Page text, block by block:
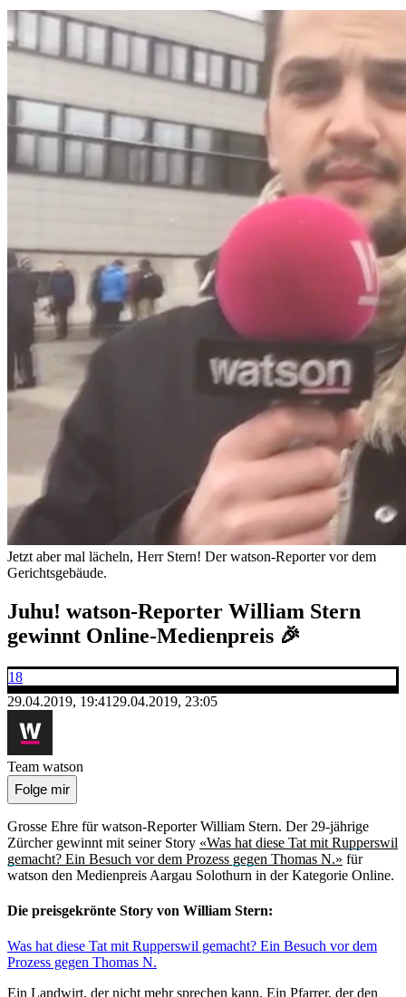
Jetzt aber mal lächeln, Herr Stern! Der watson-Reporter vor dem
Gerichtsgebäude.
Juhu! watson-Reporter William Stern
gewinnt Online-Medienpreis 🎉
18
29.04.2019, 19:41 29.04.2019, 23:05
Team watson
Folge mir
Grosse Ehre für watson-Reporter William Stern. Der 29-jährige
Zürcher gewinnt mit seiner Story «Was hat diese Tat mit Rupperswil
gemacht? Ein Besuch vor dem Prozess gegen Thomas N.» für
watson den Medienpreis Aargau Solothurn in der Kategorie Online.
Die preisgekrönte Story von William Stern:
Was hat diese Tat mit Rupperswil gemacht? Ein Besuch vor dem
Prozess gegen Thomas N.
Ein Landwirt, der nicht mehr sprechen kann. Ein Pfarrer, der den